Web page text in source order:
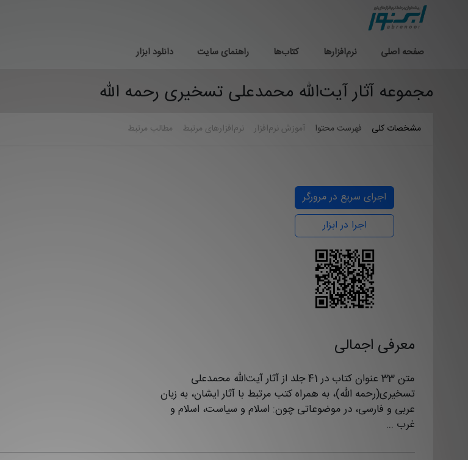
صفحه اصلی نرم‌افزارها کتاب‌ها راهنمای سایت دانلود ابزار
مجموعه آثار آیت‌الله محمدعلی تسخیری رحمه الله
مشخصات کلی فهرست محتوا آموزش نرم‌افزار نرم‌افزارهای مرتبط مطالب مرتبط
اجرای سریع در مرورگر
اجرا در ابزار
معرفی اجمالی
متن 33 عنوان کتاب در 41 جلد از آثار آیت‌الله محمدعلی
تسخیری(رحمه الله)، به همراه کتب مرتبط با آثار ایشان، به زبان
عربی و فارسی، در موضوعاتی چون: اسلام و سیاست، اسلام و
غرب ...